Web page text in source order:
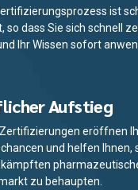
ist
so dass Sie sich schnell
Ihr Wissen sofort
Aufstieg
eröffnen
und helfen Ihnen,
zu behaupten.